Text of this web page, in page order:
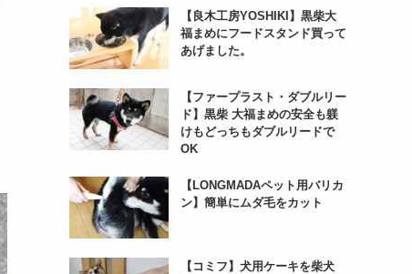
【良木工房YOSHIKI】黒柴大
福まめにフードスタンド買って
あげました。
【ファープラスト・ダブルリー
ド】黒柴 大福まめの安全も躾
けもどっちもダブルリードで
OK
【LONGMADAペット用バリカ
ン】簡単にムダ毛をカット
【コミフ】犬用ケーキを柴犬